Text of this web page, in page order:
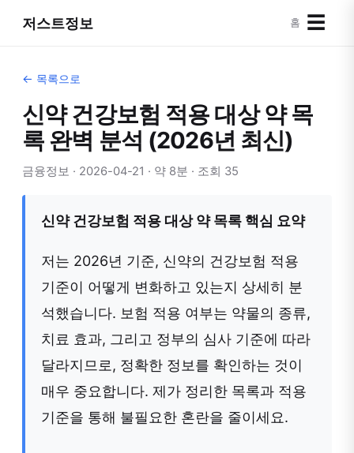
저스트정보 홈 ☰
← 목록으로
신약 건강보험 적용 대상 약 목
록 완벽 분석 (2026년 최신)
금융정보 · 2026-04-21 · 약 8분 · 조회 35
신약 건강보험 적용 대상 약 목록 핵심 요약
저는 2026년 기준, 신약의 건강보험 적용
기준이 어떻게 변화하고 있는지 상세히 분
석했습니다. 보험 적용 여부는 약물의 종류,
치료 효과, 그리고 정부의 심사 기준에 따라
달라지므로, 정확한 정보를 확인하는 것이
매우 중요합니다. 제가 정리한 목록과 적용
기준을 통해 불필요한 혼란을 줄이세요.